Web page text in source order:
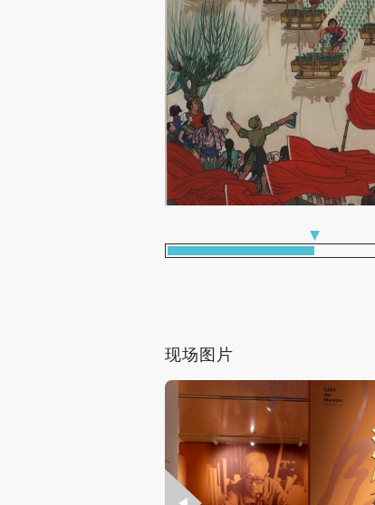
是他个人生命经验的凝结，
此次捐赠作品内容充实、类
方面也为研究中国现代艺术
同时契合美术馆“典藏、研
系。
谨以此展，致敬周令钊先生
现场图片